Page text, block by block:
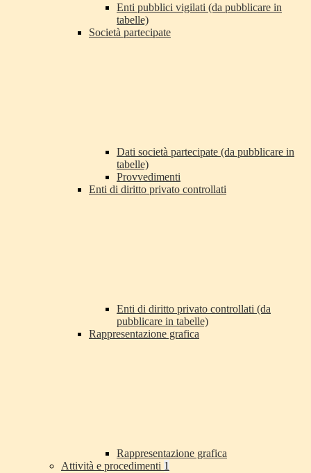
Enti pubblici vigilati (da pubblicare in
tabelle)
Società partecipate
Dati società partecipate (da pubblicare in
tabelle)
Provvedimenti
Enti di diritto privato controllati
Enti di diritto privato controllati (da
pubblicare in tabelle)
Rappresentazione grafica
Rappresentazione grafica
Attività e procedimenti 1